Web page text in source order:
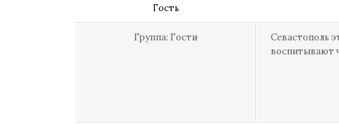
Гость
Группа: Гости
Севастополь
воспитывают